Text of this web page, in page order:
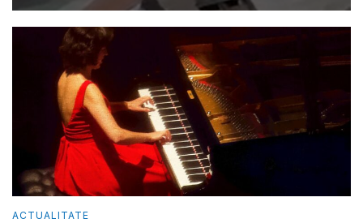
ACTUALITATE